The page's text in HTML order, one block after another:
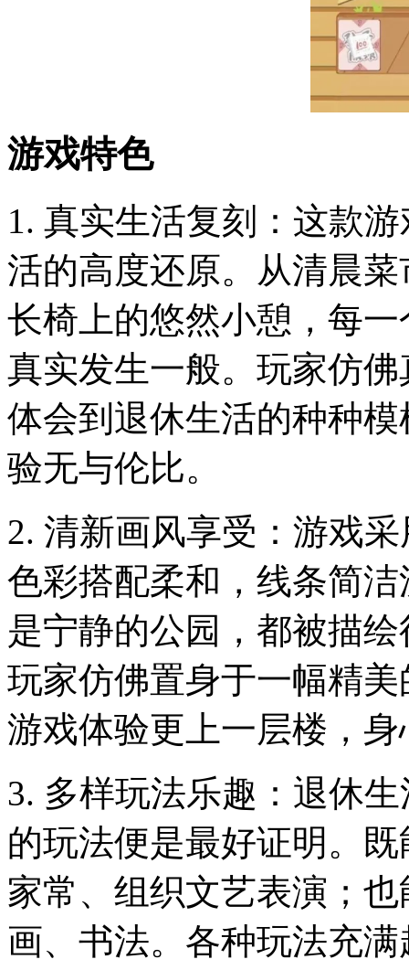
游戏特色
1. 真实生活复刻：这款
活的高度还原。从清晨
长椅上的悠然小憩，每
真实发生一般。玩家仿
体会到退休生活的种种
验无与伦比。
2. 清新画风享受：游戏
色彩搭配柔和，线条简
是宁静的公园，都被描
玩家仿佛置身于一幅精
游戏体验更上一层楼，
3. 多样玩法乐趣：退休
的玩法便是最好证明。
家常、组织文艺表演；
画、书法。各种玩法充